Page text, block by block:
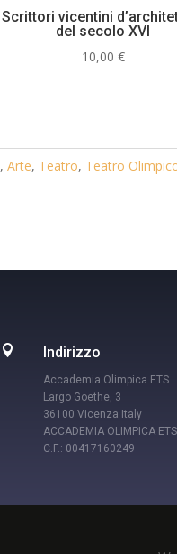
Scrittori vicentini
del secolo XVI
10,00 €
, Arte, Teatro, Teatro
 Indirizzo
Accademia Olimpica ETS
Largo Goethe, 3
36100 Vicenza Italy
ACCADEMIA OLIMPICA ETS
C.F.: 00417160249